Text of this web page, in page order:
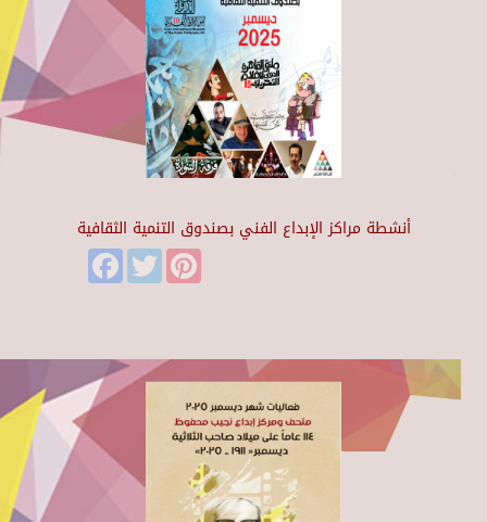
أنشطة مراكز الإبداع الفني بصندوق التنمية الثقافية
FacebookTwitter